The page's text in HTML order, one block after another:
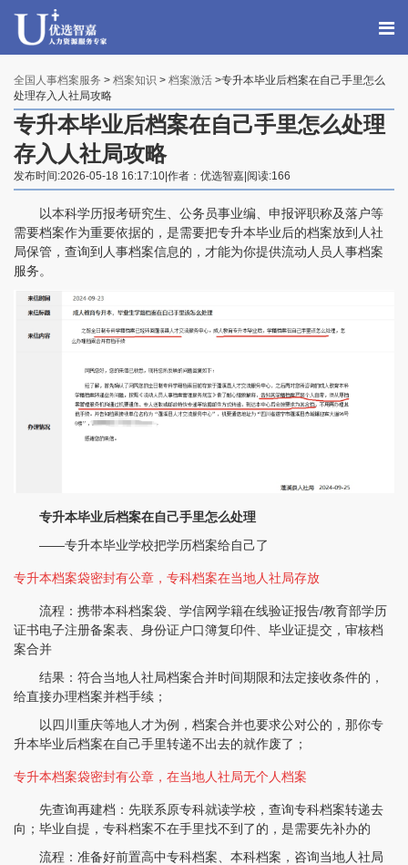
全国人事档案服务 > 档案知识 > 档案激活 >专升本毕业后档案在自己手里怎么
处理存入人社局攻略
专升本毕业后档案在自己手里怎么处理
存入人社局攻略
发布时间:2026-05-18 16:17:10|作者：优选智嘉|阅读:166
以本科学历报考研究生、公务员事业编、申报评职称及落户等
需要档案作为重要依据的，是需要把专升本毕业后的档案放到人社
局保管，查询到人事档案信息的，才能为你提供流动人员人事档案
服务。
专升本毕业后档案在自己手里怎么处理
——专升本毕业学校把学历档案给自己了
专升本档案袋密封有公章，专科档案在当地人社局存放
流程：携带本科档案袋、学信网学籍在线验证报告/教育部学历
证书电子注册备案表、身份证户口簿复印件、毕业证提交，审核档
案合并
结果：符合当地人社局档案合并时间期限和法定接收条件的，
给直接办理档案并档手续；
以四川重庆等地人才为例，档案合并也要求公对公的，那你专
升本毕业后档案在自己手里转递不出去的就作废了；
专升本档案袋密封有公章，在当地人社局无个人档案
先查询再建档：先联系原专科就读学校，查询专科档案转递去
向；毕业自提，专科档案不在手里找不到了的，是需要先补办的
流程：准备好前置高中专科档案、本科档案，咨询当地人社局